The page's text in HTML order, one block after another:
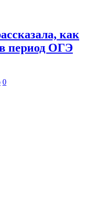
как
период ОГЭ
0